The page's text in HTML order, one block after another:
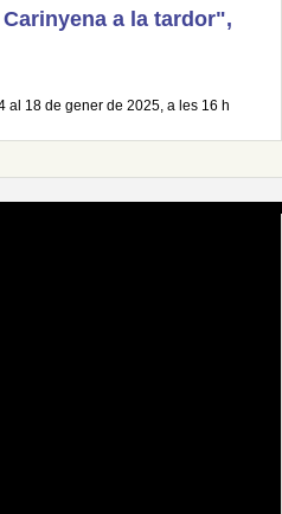
a la tardor",
al 18 de gener de 2025, a les 16 h